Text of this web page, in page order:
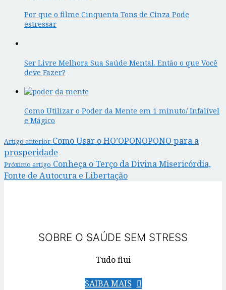
Por que o filme Cinquenta Tons de Cinza Pode
estressar
Ser Livre Melhora Sua Saúde Mental. Então o que Você
deve Fazer?
Como Utilizar o Poder da Mente em 1 minuto/ Infalível
e Mágico
Artigo anterior Como Usar o HO’OPONOPONO para a
prosperidade
Próximo artigo Conheça o Terço da Divina Misericórdia,
Fonte de Autocura e Libertação
SOBRE O SAÚDE SEM STRESS
Tudo flui
SAIBA MAIS